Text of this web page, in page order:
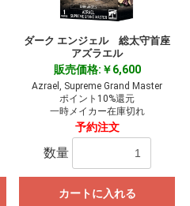
ダーク エンジェル 総太守首座
アズラエル
販売価格:￥6,600
Azrael, Supreme Grand Master
ポイント10%還元
一時メイカー在庫切れ
予約注文
数量
カートに入れる